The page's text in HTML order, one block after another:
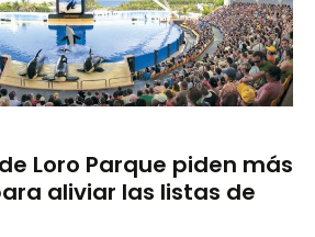
Loro Parque piden más
aliviar las listas de